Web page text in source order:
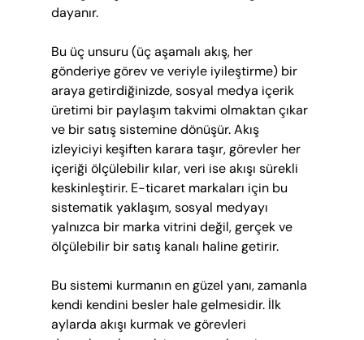
dayanır.
Bu üç unsuru (üç aşamalı akış, her
gönderiye görev ve veriyle iyileştirme) bir
araya getirdiğinizde, sosyal medya içerik
üretimi bir paylaşım takvimi olmaktan çıkar
ve bir satış sistemine dönüşür. Akış
izleyiciyi keşiften karara taşır, görevler her
içeriği ölçülebilir kılar, veri ise akışı sürekli
keskinleştirir. E-ticaret markaları için bu
sistematik yaklaşım, sosyal medyayı
yalnızca bir marka vitrini değil, gerçek ve
ölçülebilir bir satış kanalı haline getirir.
Bu sistemi kurmanın en güzel yanı, zamanla
kendi kendini besler hale gelmesidir. İlk
aylarda akışı kurmak ve görevleri